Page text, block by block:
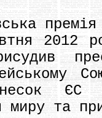
премія
року
миру та